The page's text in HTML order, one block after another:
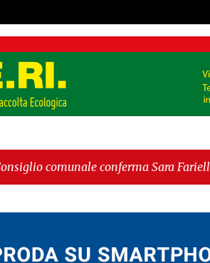
Sara Fariello. L'opposizione
ammessa alla fase europea per